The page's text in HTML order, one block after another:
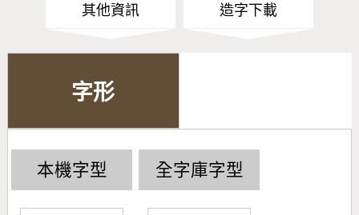
其他資訊 造字下載
字形
本機字型 全字庫字型